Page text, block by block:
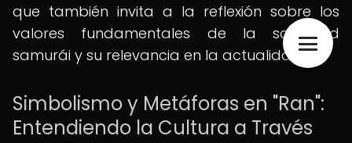
que también invita a la reflexión sobre los
valores fundamentales de la sociedad
samurái y su relevancia en la actualidad.
Simbolismo y Metáforas en "Ran":
Entendiendo la Cultura a Través